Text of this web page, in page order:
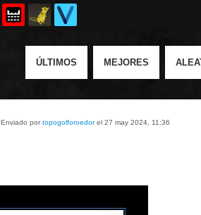
ÚLTIMOS MEJORES
Enviado portopogolforoedorel 27 may 2024, 11:36